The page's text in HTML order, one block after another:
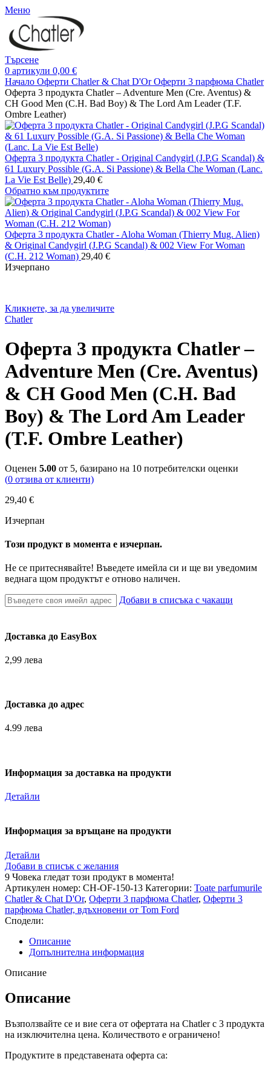
Меню
Търсене
0 артикули 0,00 €
Начало Оферти Chatler & Chat D'OrОферти 3 парфюма Chatler
Оферта 3 продукта Chatler – Adventure Men (Cre. Aventus) &
CH Good Men (C.H. Bad Boy) & The Lord Am Leader (T.F.
Ombre Leather)
Оферта 3 продукта Chatler - Original Candygirl (J.P.G Scandal) &
61 Luxury Possible (G.A. Si Passione) & Bella Che Woman (Lanc.
La Vie Est Belle) 29,40 €
Обратно към продуктите
Оферта 3 продукта Chatler - Aloha Woman (Thierry Mug. Alien)
& Original Candygirl (J.P.G Scandal) & 002 View For Woman
(C.H. 212 Woman) 29,40 €
Изчерпано
Кликнете, за да увеличите
Chatler
Оферта 3 продукта Chatler –
Adventure Men (Cre. Aventus)
& CH Good Men (C.H. Bad
Boy) & The Lord Am Leader
(T.F. Ombre Leather)
Оценен 5.00 от 5, базирано на 10 потребителски оценки
(0 отзива от клиенти)
29,40 €
Изчерпан
Този продукт в момента е изчерпан.
Не се притеснявайте! Въведете имейла си и ще ви уведомим
веднага щом продуктът е отново наличен.
Добави в списъка с чакащи
Доставка до EasyBox
2,99 лева
Доставка до адрес
4.99 лева
Информация за доставка на продукти
Детайли
Информация за връщане на продукти
Детайли
Добави в списък с желания
9 Човека гледат този продукт в момента!
Артикулен номер: CH-OF-150-13 Категории: Toate parfumurile
Chatler & Chat D'Or, Оферти 3 парфюма Chatler, Оферти 3
парфюма Chatler, вдъхновени от Tom Ford
Сподели:
Описание
Допълнителна информация
Описание
Описание
Възползвайте се и вие сега от офертата на Chatler с 3 продукта
на изключителна цена. Количеството е ограничено!
Продуктите в представената оферта са: